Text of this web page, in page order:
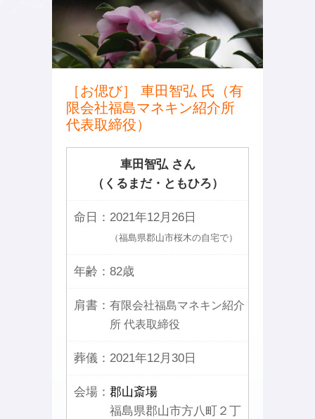
［お偲び］ 車田智弘 氏（有
限会社福島マネキン紹介所
代表取締役）
車田智弘 さん
（くるまだ・ともひろ）
命日： 2021年12月26日
（福島県郡山市桜木の自宅で）
年齢： 82歳
肩書： 有限会社福島マネキン紹介
所 代表取締役
葬儀： 2021年12月30日
会場： 郡山斎場
福島県郡山市方八町２丁